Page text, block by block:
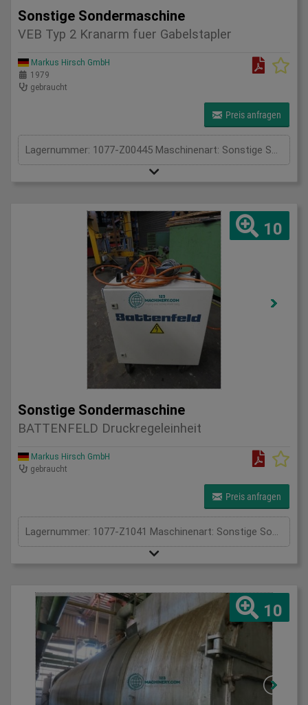
Sonstige Sondermaschine
VEB Typ 2 Kranarm fuer Gabelstapler
Markus Hirsch GmbH
1979
gebraucht
Preis anfragen
Lagernummer: 1077-Z00445 Maschinenart: Sonstige Sondermaschine Fabrikat: VEB Typ 2 Typ: Kranarm fuer Gabelstapler Baujahr: 1979 Steuerung: konventionell Lagerort: Dorsten Ursprungsland: - Lieferzeit: - Frachtbasis: ab Standort Preis: Auf Anfrage
10
Sonstige Sondermaschine
BATTENFELD Druckregeleinheit
Markus Hirsch GmbH
gebraucht
Preis anfragen
10